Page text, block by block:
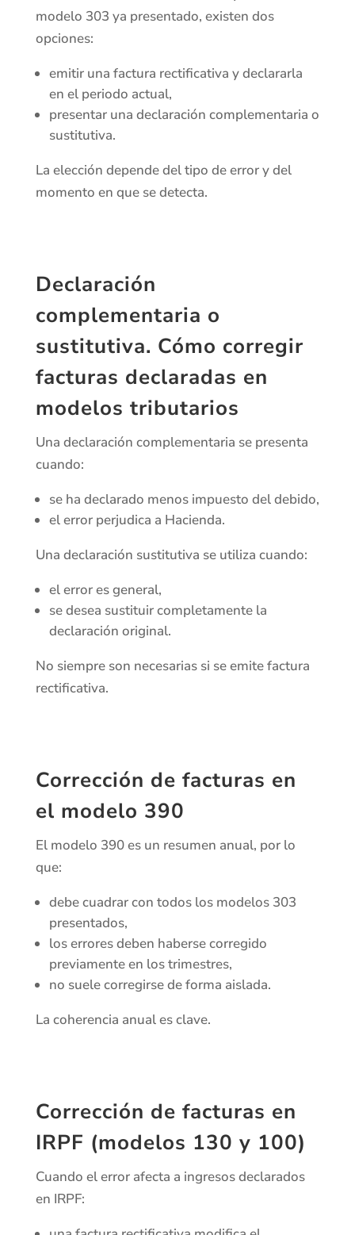
modelo 303 ya presentado, existen dos
opciones:
emitir una factura rectificativa y declararla
en el periodo actual,
presentar una declaración complementaria o
sustitutiva.
La elección depende del tipo de error y del
momento en que se detecta.
Declaración
complementaria o
sustitutiva. Cómo corregir
facturas declaradas en
modelos tributarios
Una declaración complementaria se presenta
cuando:
se ha declarado menos impuesto del debido,
el error perjudica a Hacienda.
Una declaración sustitutiva se utiliza cuando:
el error es general,
se desea sustituir completamente la
declaración original.
No siempre son necesarias si se emite factura
rectificativa.
Corrección de facturas en
el modelo 390
El modelo 390 es un resumen anual, por lo
que:
debe cuadrar con todos los modelos 303
presentados,
los errores deben haberse corregido
previamente en los trimestres,
no suele corregirse de forma aislada.
La coherencia anual es clave.
Corrección de facturas en
IRPF (modelos 130 y 100)
Cuando el error afecta a ingresos declarados
en IRPF: